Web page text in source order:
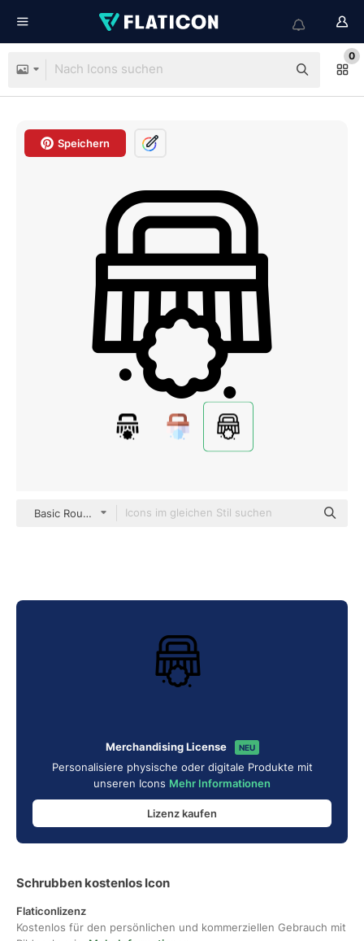
0
Speichern
Basic Rounded Lineal
Merchandising License NEU
Personalisiere physische oder digitale Produkte mit
unseren Icons Mehr Informationen
Lizenz kaufen
Schrubben kostenlos Icon
Flaticonlizenz
Kostenlos für den persönlichen und kommerziellen Gebrauch mit